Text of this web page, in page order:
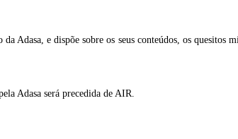
e dispõe sobre os seus conteúdos, os quesitos
Adasa será precedida de AIR.